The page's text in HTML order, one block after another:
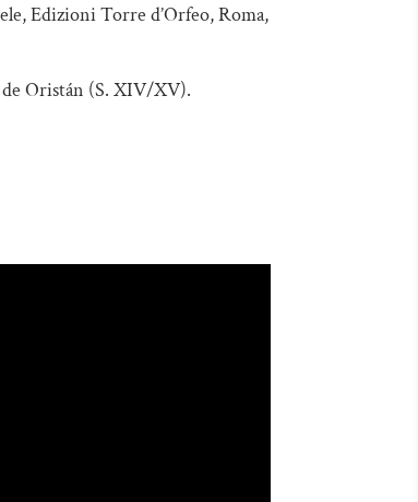
Edizioni Torre d’Orfeo, Roma,
de Oristán (S. XIV/XV).